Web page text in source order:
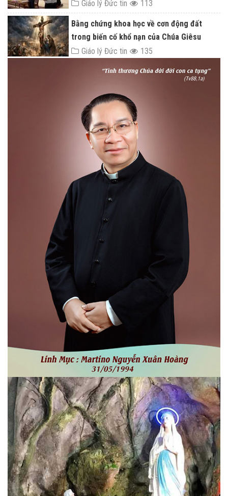
Giáo lý Đức tin 113
Bằng chứng khoa học về cơn động đất
trong biến cố khổ nạn của Chúa Giêsu
Giáo lý Đức tin
135